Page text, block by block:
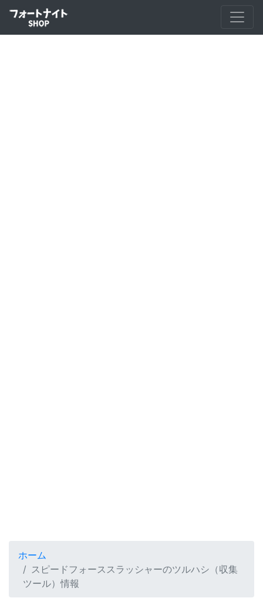
ホーム
スピードフォーススラッシャーのツルハシ（収集
ツール）情報